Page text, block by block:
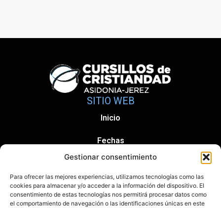
Gestionar consentimiento
Para ofrecer las mejores experiencias, utilizamos tecnologías como las
cookies para almacenar y/o acceder a la información del dispositivo. El
consentimiento de estas tecnologías nos permitirá procesar datos como
el comportamiento de navegación o las identificaciones únicas en este
SITIO WEB
Inicio
Fechas
Política de Privacidad